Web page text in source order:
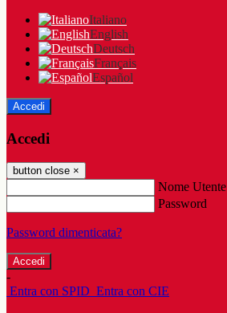
Italiano
English
Deutsch
Français
Español
Accedi
Accedi
button close ×
Nome Utente
Password
Password dimenticata?
-
Entra con SPID Entra con CIE